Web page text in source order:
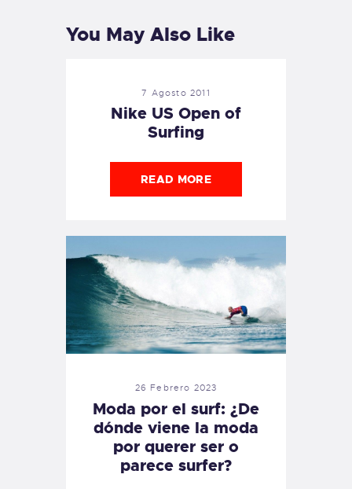
You May Also Like
7 Agosto 2011
Nike US Open of
Surfing
READ MORE
26 Febrero 2023
Moda por el surf: ¿De
dónde viene la moda
por querer ser o
parece surfer?